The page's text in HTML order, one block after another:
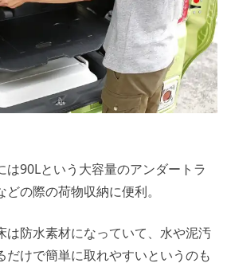
は90Lという大容量のアンダートラ
の際の荷物収納に便利。
は防水素材になっていて、水や泥汚
だけで簡単に取れやすいというのも